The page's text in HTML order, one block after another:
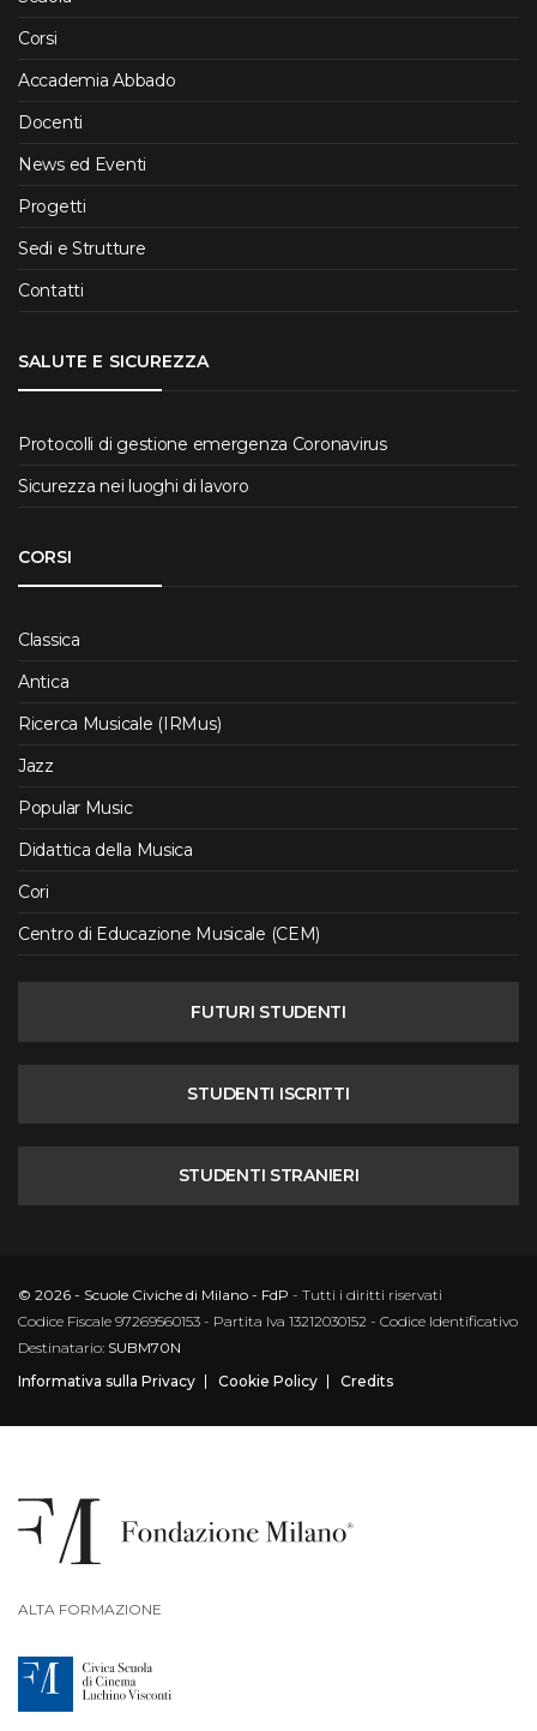
Corsi
Accademia Abbado
Docenti
News ed Eventi
Progetti
Sedi e Strutture
Contatti
SALUTE E SICUREZZA
Protocolli di gestione emergenza Coronavirus
Sicurezza nei luoghi di lavoro
CORSI
Classica
Antica
Ricerca Musicale (IRMus)
Jazz
Popular Music
Didattica della Musica
Cori
Centro di Educazione Musicale (CEM)
FUTURI STUDENTI
STUDENTI ISCRITTI
STUDENTI STRANIERI
© 2026 - Scuole Civiche di Milano - FdP - Tutti i diritti riservati
Codice Fiscale 97269560153 - Partita Iva 13212030152 - Codice Identificativo
Destinatario: SUBM70N
Informativa sulla Privacy
Cookie Policy Credits
ALTA FORMAZIONE